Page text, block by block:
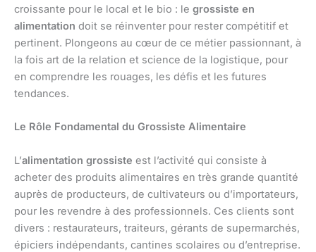
croissante pour le local et le bio : le grossiste en
alimentation doit se réinventer pour rester compétitif et
pertinent. Plongeons au cœur de ce métier passionnant, à
la fois art de la relation et science de la logistique, pour
en comprendre les rouages, les défis et les futures
tendances.
Le Rôle Fondamental du Grossiste Alimentaire
L’alimentation grossiste est l’activité qui consiste à
acheter des produits alimentaires en très grande quantité
auprès de producteurs, de cultivateurs ou d’importateurs,
pour les revendre à des professionnels. Ces clients sont
divers : restaurateurs, traiteurs, gérants de supermarchés,
épiciers indépendants, cantines scolaires ou d’entreprise.